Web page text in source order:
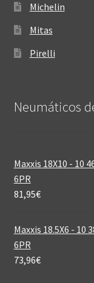
Michelin
Mitas
Pirelli
Neumáticos
Maxxis 18X10 - 10
6PR
81,95€
Maxxis 18.5X6 - 10
6PR
73,96€